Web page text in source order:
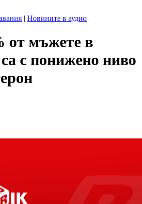
| Новините в аудио
от мъжете в
с понижено ниво